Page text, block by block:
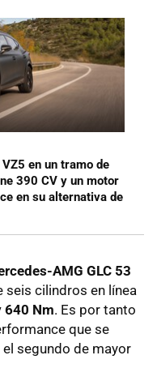
en un tramo de
390 CV y un motor
en su alternativa de
AMG GLC 53
seis cilindros en línea
640 Nm. Es por tanto
que se
segundo de mayor